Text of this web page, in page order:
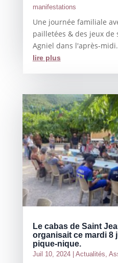
manifestations
Une journée familiale
pailletées & des jeux de
Agniel dans l'après-
lire plus
Le cabas de Saint
organisait ce mardi 8
pique-nique.
Juil 10, 2024| Actualités